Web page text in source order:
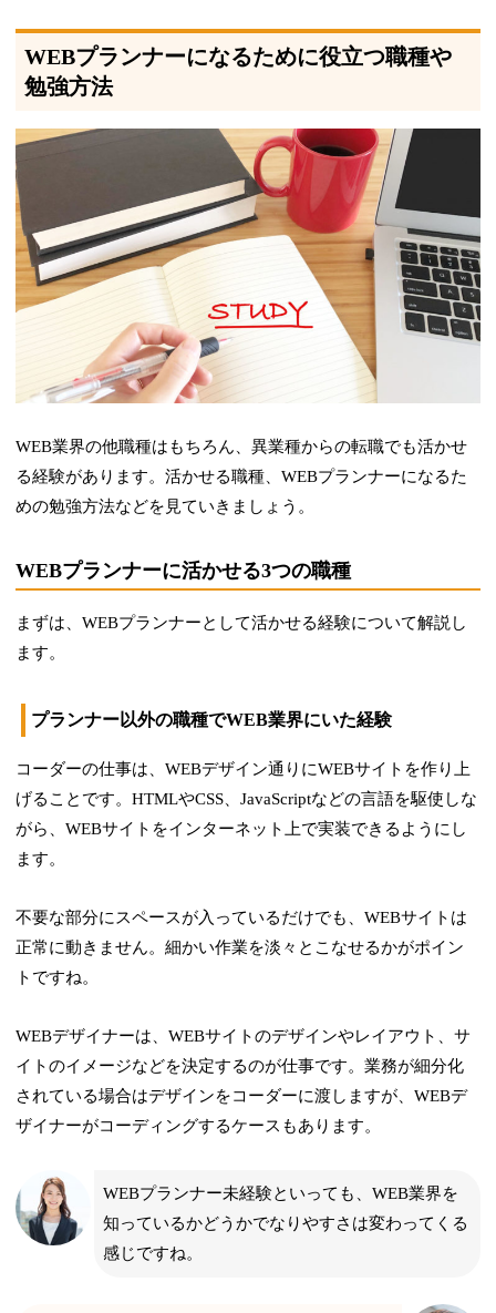
WEBプランナーになるために役立つ職種や
勉強方法
WEB業界の他職種はもちろん、異業種からの転職でも活かせ
る経験があります。活かせる職種、WEBプランナーになるた
めの勉強方法などを見ていきましょう。
WEBプランナーに活かせる3つの職種
まずは、WEBプランナーとして活かせる経験について解説し
ます。
プランナー以外の職種でWEB業界にいた経験
コーダーの仕事は、WEBデザイン通りにWEBサイトを作り上
げることです。HTMLやCSS、JavaScriptなどの言語を駆使しな
がら、WEBサイトをインターネット上で実装できるようにし
ます。
不要な部分にスペースが入っているだけでも、WEBサイトは
正常に動きません。細かい作業を淡々とこなせるかがポイン
トですね。
WEBデザイナーは、WEBサイトのデザインやレイアウト、サ
イトのイメージなどを決定するのが仕事です。業務が細分化
されている場合はデザインをコーダーに渡しますが、WEBデ
ザイナーがコーディングするケースもあります。
WEBプランナー未経験といっても、WEB業界を
知っているかどうかでなりやすさは変わってくる
感じですね。